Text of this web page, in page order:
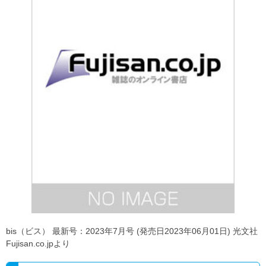
bis（ビス） 最新号：2023年7月号 (発売日2023年06月01日) 光文社
Fujisan.co.jpより